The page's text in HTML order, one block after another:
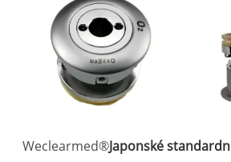
Weclearmed®Japonské